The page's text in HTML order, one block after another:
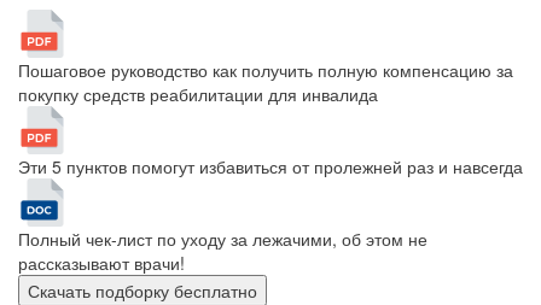
Пошаговое руководство как получить полную компенсацию за
покупку средств реабилитации для инвалида
Эти 5 пунктов помогут избавиться от пролежней раз и навсегда
Полный чек-лист по уходу за лежачими, об этом не
рассказывают врачи!
Скачать подборку бесплатно